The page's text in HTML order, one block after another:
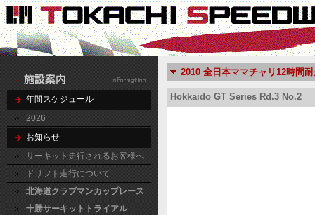
年間スケジュール
2026
お知らせ
サーキット走行されるお客様へ
ドリフト走行について
北海道クラブマンカップレース
十勝サーキットトライアル
2010 全日本ママチャリ12時間
Hokkaido GT Series Rd.3 No.2